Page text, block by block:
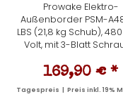
Prowake Elektro-
Außenborder PSM-
LBS (21,8 kg Schub), 480
Volt, mit 3-Blatt
169,90 € *
Tagespreis | Preis inkl. 19%